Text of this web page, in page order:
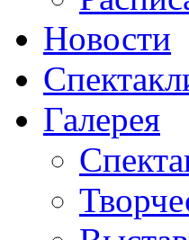
Новости
Галерея